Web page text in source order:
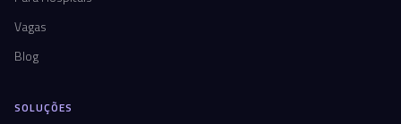
Vagas
Blog
SOLUÇÕES